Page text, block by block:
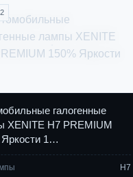
галогенные
XENITE H7 PREMIUM
Яркости 1…
H7